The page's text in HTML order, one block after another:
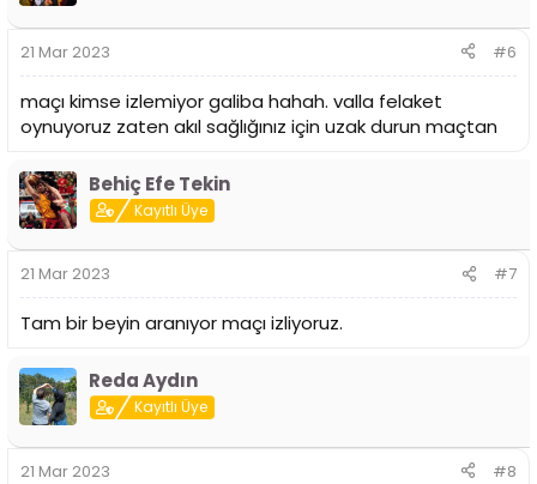
21 Mar 2023 #6
maçı kimse izlemiyor galiba hahah. valla felaket
oynuyoruz zaten akıl sağlığınız için uzak durun maçtan
Behiç Efe Tekin
Kayıtlı Üye
21 Mar 2023 #7
Tam bir beyin aranıyor maçı izliyoruz.
Reda Aydın
Kayıtlı Üye
21 Mar 2023 #8